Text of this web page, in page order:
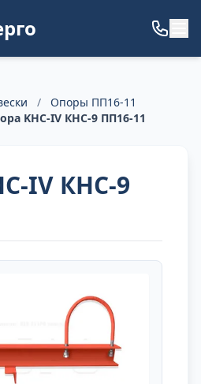
/
Опоры ПП16-11
KHC-IV КНС-9 ПП16-11
IV КНС-9